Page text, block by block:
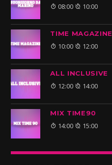
08:00 10:00
TIME MAGAZINE
10:00 12:00
ALL INCLUSIVE
12:00 14:00
MIX TIME90
14:00 15:00